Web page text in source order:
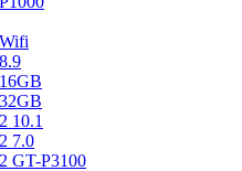
10.1
7.0
GT-P3100